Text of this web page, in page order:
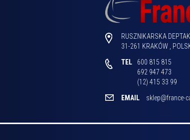
RUSZNIKARSKA
31-261 KRAKÓW ,
TEL
600 815 815
692 947 473
(12) 415 33 99
EMAIL
sklep@france-